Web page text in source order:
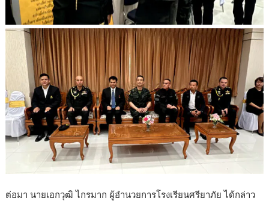
ต่อมา นายเอกวุฒิ ไกรมาก ผู้อำนวยการโรงเรียนศรียาภัย ได้กล่าว